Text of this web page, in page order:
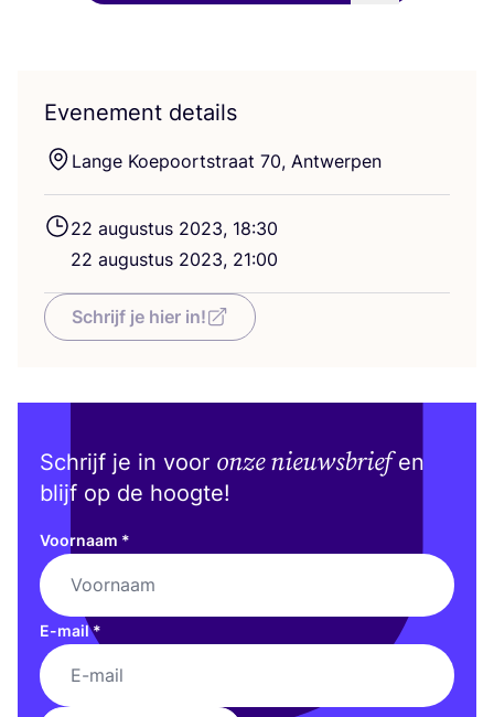
Evenement details
Lan­ge Koe­poort­straat 70, Antwerpen
22 augus­tus 2023, 18:30
22 augus­tus 2023, 21:00
Schrijf je hier in!
Schrijf je in voor onze nieuwsbriefen
blijf op de hoogte!
Voornaam *
E-mail*